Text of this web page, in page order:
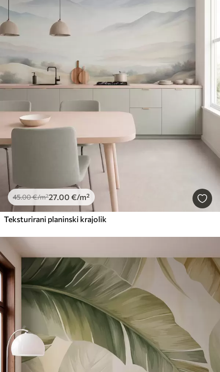
45.00€/m²27.00 €/m²
Teksturirani planinski krajolik